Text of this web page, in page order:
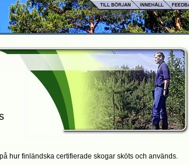
hur finländska certifierade skogar sköts och används.